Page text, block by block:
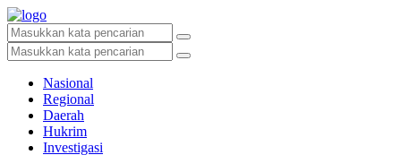
Nasional
Regional
Daerah
Hukrim
Investigasi